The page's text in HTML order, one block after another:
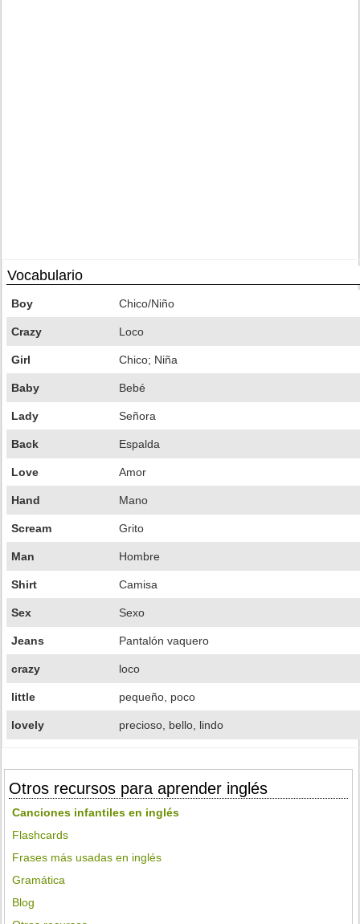
Vocabulario
Boy Chico/Niño
Crazy Loco
Girl Chico; Niña
Baby Bebé
Lady Señora
Back Espalda
Love Amor
Hand Mano
Scream Grito
Man Hombre
Shirt Camisa
Sex Sexo
Jeans Pantalón vaquero
crazy loco
little pequeño, poco
lovely precioso, bello, lindo
Otros recursos para aprender inglés
Canciones infantiles en inglés
Flashcards
Frases más usadas en inglés
Gramática
Blog